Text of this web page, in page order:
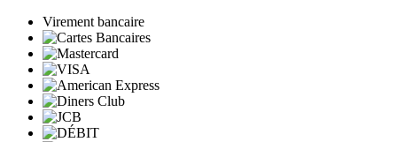
Virement bancaire